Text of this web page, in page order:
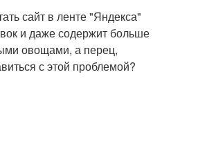
сайт в ленте "Яндекса"
и даже содержит больше
овощами, а перец,
с этой проблемой?